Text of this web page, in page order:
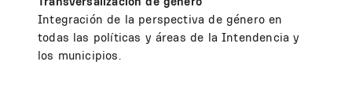
Integración de la perspectiva de género en
todas las políticas y áreas de la Intendencia y
los municipios.